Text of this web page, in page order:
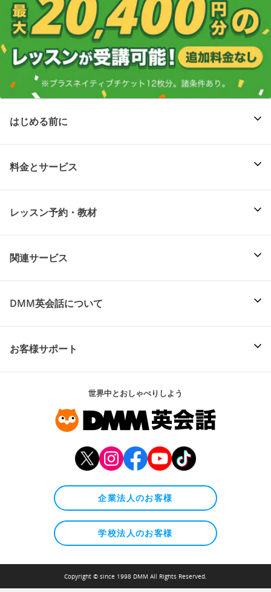
はじめる前に
料金とサービス
レッスン予約・教材
関連サービス
DMM英会話について
お客様サポート
世界中とおしゃべりしよう
企業法人のお客様
学校法人のお客様
Copyright © since 1998 DMM All Rights Reserved.